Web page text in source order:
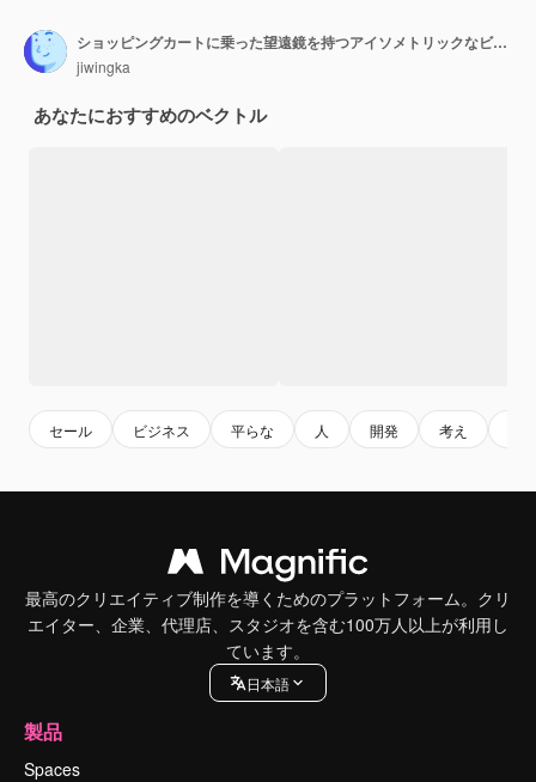
ショッピングカートに乗った望遠鏡を持つアイソメトリックなビジネスマン
jiwingka
あなたにおすすめのベクトル
セール ビジネス 平らな 人 開発 考え
最高のクリエイティブ制作を導くためのプラットフォーム。クリ
エイター、企業、代理店、スタジオを含む100万人以上が利用し
ています。
日本語
製品
Spaces